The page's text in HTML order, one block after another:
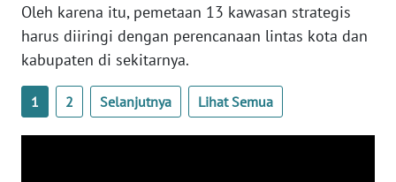
Oleh karena itu, pemetaan 13 kawasan strategis
harus diiringi dengan perencanaan lintas kota dan
kabupaten di sekitarnya.
1 2 Selanjutnya Lihat Semua
WN
BALI
WN
KALBAR